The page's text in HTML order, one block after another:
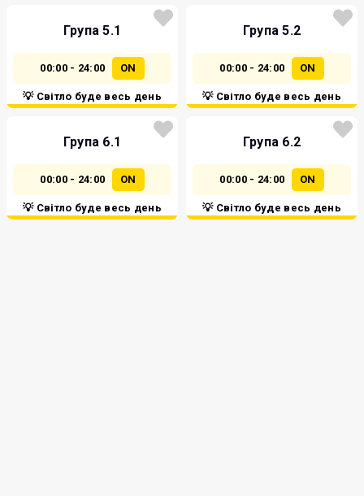
Група 5.1
00:00 - 24:00 ON
💡 Світло буде весь день
Група 5.2
00:00 - 24:00 ON
💡 Світло буде весь день
Група 6.1
00:00 - 24:00 ON
💡 Світло буде весь день
Група 6.2
00:00 - 24:00 ON
💡 Світло буде весь день